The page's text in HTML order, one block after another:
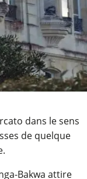
dans le sens
de quelque
Bakwa attire